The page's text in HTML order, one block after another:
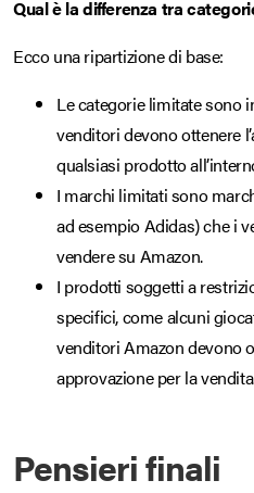
Qual è la differenza tra
Ecco una ripartizione di base:
Le categorie limitate sono
venditori devono ottenere
qualsiasi prodotto
I marchi limitati sono
ad esempio Adidas) che i
vendere su Amazon.
I prodotti soggetti a
specifici, come alcuni
venditori Amazon devono
approvazione per la
Pensieri finali